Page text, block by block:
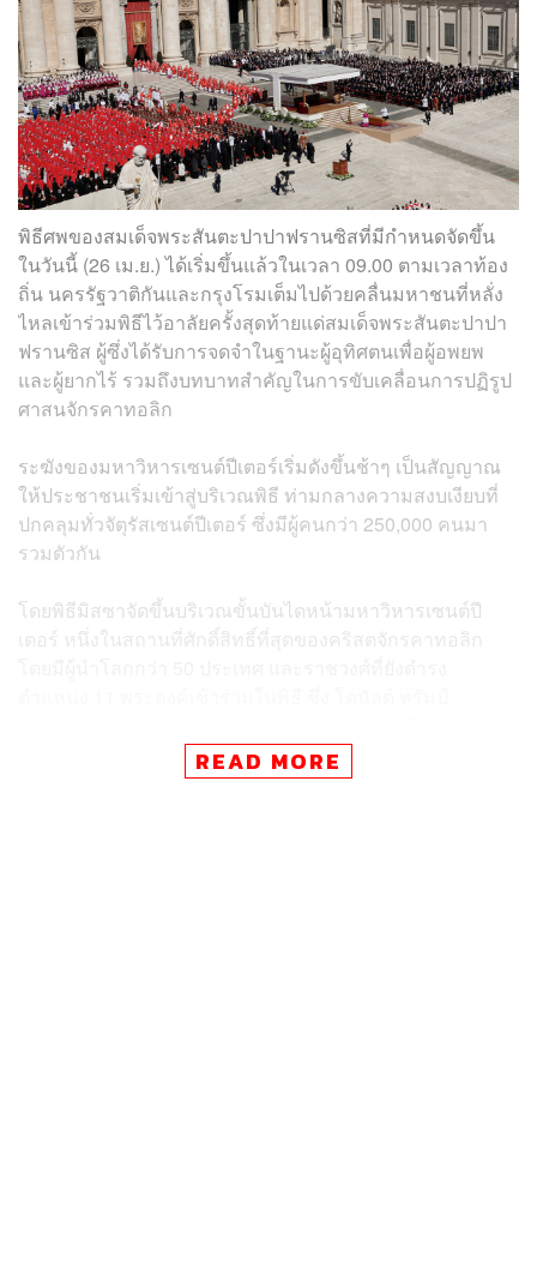
พิธีศพของสมเด็จพระสันตะปาปาฟรานซิสที่มีกำหนดจัดขึ้น
ในวันนี้ (26 เม.ย.) ได้เริ่มขึ้นแล้วในเวลา 09.00 ตามเวลาท้อง
ถิ่น นครรัฐวาติกันและกรุงโรมเต็มไปด้วยคลื่นมหาชนที่หลั่ง
ไหลเข้าร่วมพิธีไว้อาลัยครั้งสุดท้ายแด่สมเด็จพระสันตะปาปา
ฟรานซิส ผู้ซึ่งได้รับการจดจำในฐานะผู้อุทิศตนเพื่อผู้อพยพ
และผู้ยากไร้ รวมถึงบทบาทสำคัญในการขับเคลื่อนการปฏิรูป
ศาสนจักรคาทอลิก
ระฆังของมหาวิหารเซนต์ปีเตอร์เริ่มดังขึ้นช้าๆ เป็นสัญญาณ
ให้ประชาชนเริ่มเข้าสู่บริเวณพิธี ท่ามกลางความสงบเงียบที่
ปกคลุมทั่วจัตุรัสเซนต์ปีเตอร์ ซึ่งมีผู้คนกว่า 250,000 คนมา
รวมตัวกัน
โดยพิธีมิสซาจัดขึ้นบริเวณขั้นบันไดหน้ามหาวิหารเซนต์ปี
เตอร์ หนึ่งในสถานที่ศักดิ์สิทธิ์ที่สุดของคริสตจักรคาทอลิก
หนึ่ง เมลาเนีย ทรัมป์ ได้เดินทางมาถึงจัตุรัสเซนต์ปีเตอร์แล้ว
เพื่อเข้าร่วมพิธีศพ นอกจากนี้ยังมี โจ ไบเดน อดีต
READ MORE